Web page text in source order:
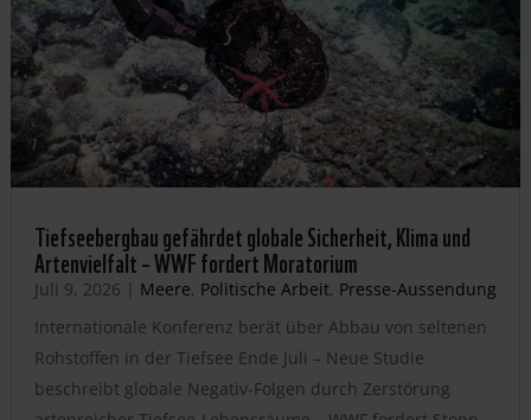
Tiefseebergbau gefährdet globale Sicherheit, Klima und
Artenvielfalt – WWF fordert Moratorium
Juli 9, 2026 | Meere, Politische Arbeit, Presse-Aussendung
Internationale Konferenz berät über Abbau von seltenen
Rohstoffen in der Tiefsee Ende Juli – Neue Studie
beschreibt globale Negativ-Folgen durch Zerstörung